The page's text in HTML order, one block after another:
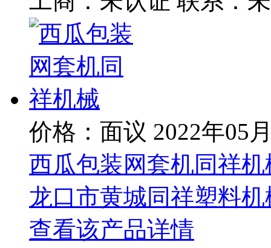
价格：面议 2022年05
西瓜包装网套机同祥机
龙口市黄城同祥塑料机
查看该产品详情